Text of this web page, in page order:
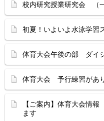
校内研究授業研究会 （
初夏！いよいよ水泳学
体育大会午後の部 ダイ
体育大会 予行練習があ
【ご案内】体育大会情
ます